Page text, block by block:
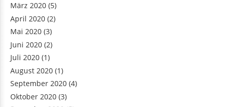
März 2020 (5)
April 2020 (2)
Mai 2020 (3)
Juni 2020 (2)
Juli 2020 (1)
August 2020 (1)
September 2020 (4)
Oktober 2020 (3)